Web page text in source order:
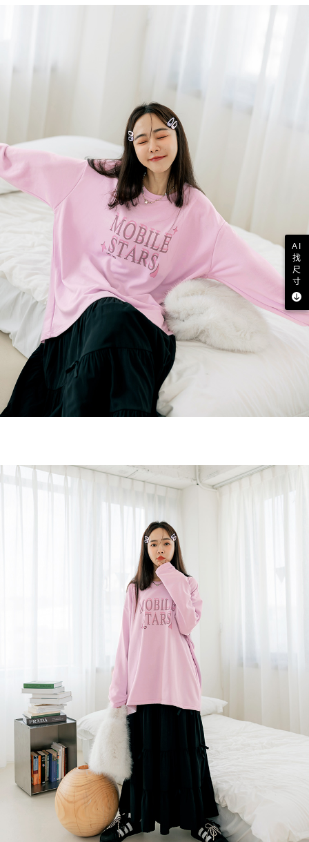
AI
找
尺
寸